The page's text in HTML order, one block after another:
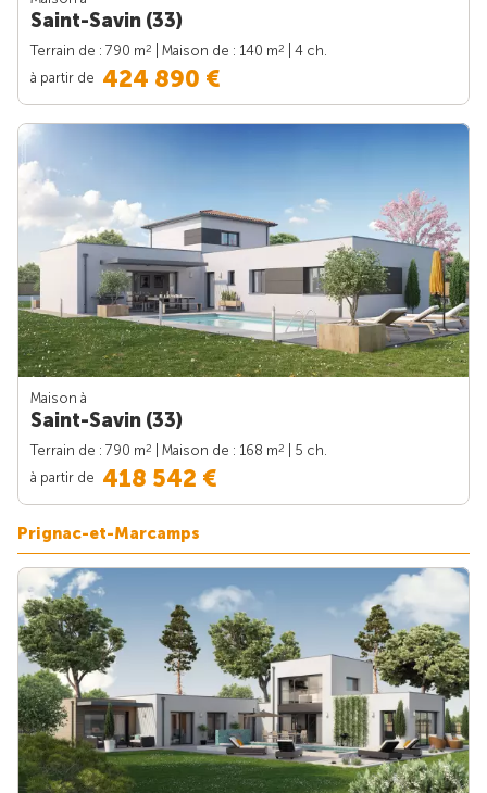
Saint-Savin (33)
Terrain de : 790 m2 | Maison de : 140 m2
| 4 ch.
à partir de 424 890 €
Maison à
Saint-Savin (33)
Terrain de : 790 m2 | Maison de : 168 m2
| 5 ch.
à partir de 418 542 €
Prignac-et-Marcamps